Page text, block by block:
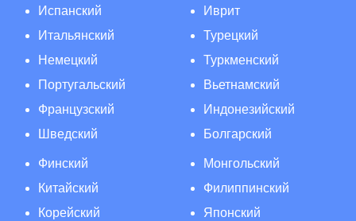
Испанский
Итальянский
Немецкий
Португальский
Французский
Шведский
Иврит
Турецкий
Туркменский
Вьетнамский
Индонезийский
Болгарский
Финский
Китайский
Корейский
Монгольский
Филиппинский
Японский